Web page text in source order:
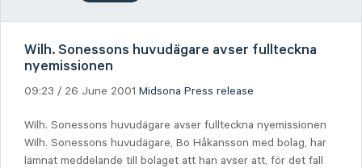
Wilh. Sonessons huvudägare avser fullteckna
nyemissionen
09:23 / 26 June 2001 Midsona Press release
Wilh. Sonessons huvudägare avser fullteckna nyemissionen
Wilh. Sonessons huvudägare, Bo Håkansson med bolag, har
lämnat meddelande till bolaget att han avser att, för det fall